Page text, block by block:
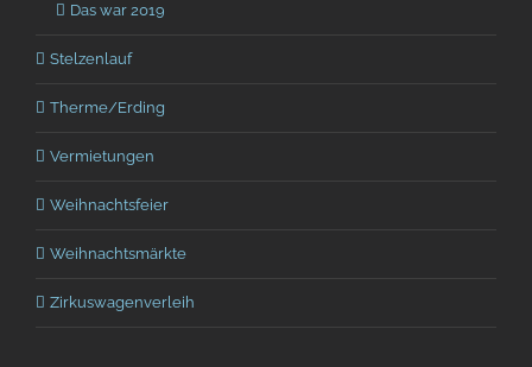
Das war 2019
Stelzenlauf
Therme/Erding
Vermietungen
Weihnachtsfeier
Weihnachtsmärkte
Zirkuswagenverleih